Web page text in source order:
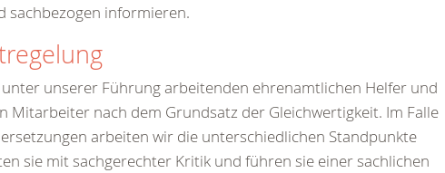
sachbezogen informieren.
unserer Führung arbeitenden ehrenamtlichen Helfer und
Mitarbeiter nach dem Grundsatz der Gleichwertigkeit. Im Falle
arbeiten wir die unterschiedlichen Standpunkte
sie mit sachgerechter Kritik und führen sie einer sachlichen